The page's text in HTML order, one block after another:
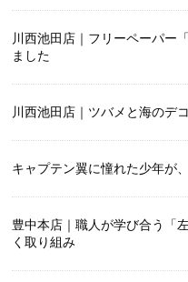
川西池田店｜フリーペーパー
ました
川西池田店｜ツバメと海のデ
キャプテン翼に憧れた少年が
豊中本店｜職人が学び合う「
く取り組み